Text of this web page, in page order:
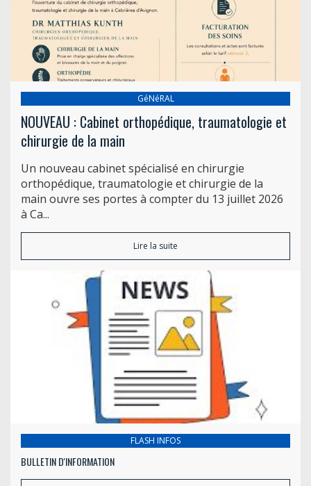
GéNéRAL
NOUVEAU : Cabinet orthopédique, traumatologie et
chirurgie de la main
Un nouveau cabinet spécialisé en chirurgie
orthopédique, traumatologie et chirurgie de la
main ouvre ses portes à compter du 13 juillet 2026
à Ca...
Lire la suite
FLASH INFOS
BULLETIN D'INFORMATION